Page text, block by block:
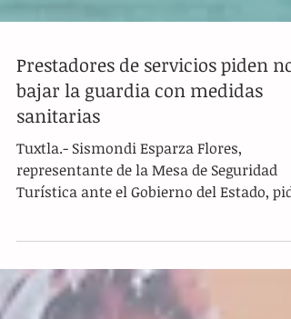
Prestadores de servicios piden no
bajar la guardia con medidas
sanitarias
Turística ante el Gobierno del Estado,
a la población y a...